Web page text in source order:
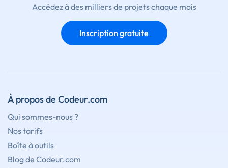
Accédez à des milliers de projets chaque mois
Inscription gratuite
À propos de Codeur.com
Qui sommes-nous ?
Nos tarifs
Boîte à outils
Blog de Codeur.com